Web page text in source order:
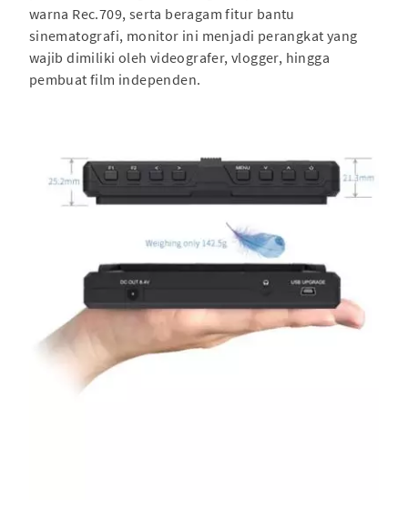
warna Rec.709, serta beragam fitur bantu
sinematografi, monitor ini menjadi perangkat yang
wajib dimiliki oleh videografer, vlogger, hingga
pembuat film independen.